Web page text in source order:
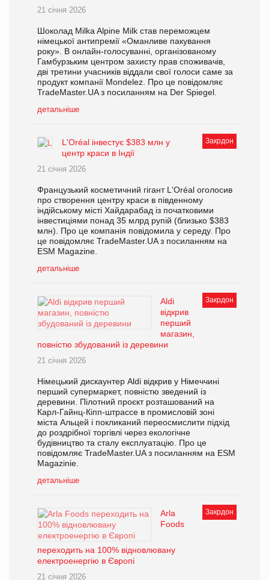
21 січня 2026
Шоколад Milka Alpine Milk став переможцем
німецької антипремії «Оманливе пакування
року». В онлайн-голосуванні, організованому
Гамбурзьким центром захисту прав споживачів,
дві третини учасників віддали свої голоси саме за
продукт компанії Mondelez. Про це повідомляє
TradeMaster.UA з посиланням на Der Spiegel.
детальніше
Закрдон
L'Oréal інвестує $383 млн у
центр краси в Індії
21 січня 2026
Французький косметичний гігант L'Oréal оголосив
про створення центру краси в південному
індійському місті Хайдарабад із початковими
інвестиціями понад 35 млрд рупій (близько $383
млн). Про це компанія повідомила у середу. Про
це повідомляє TradeMaster.UA з посиланням на
ESM Magazine.
детальніше
Закрдон
Aldi
відкрив
перший
магазин,
повністю збудований із деревини
21 січня 2026
Німецький дискаунтер Aldi відкрив у Німеччині
перший супермаркет, повністю зведений із
деревини. Пілотний проєкт розташований на
Карл-Гайнц-Кіпп-штрассе в промисловій зоні
міста Альцей і покликаний переосмислити підхід
до роздрібної торгівлі через екологічне
будівництво та сталу експлуатацію. Про це
повідомляє TradeMaster.UA з посиланням на ESM
Magazinie.
детальніше
Закрдон
Arla
Foods
переходить на 100% відновлювану
електроенергію в Європі
21 січня 2026